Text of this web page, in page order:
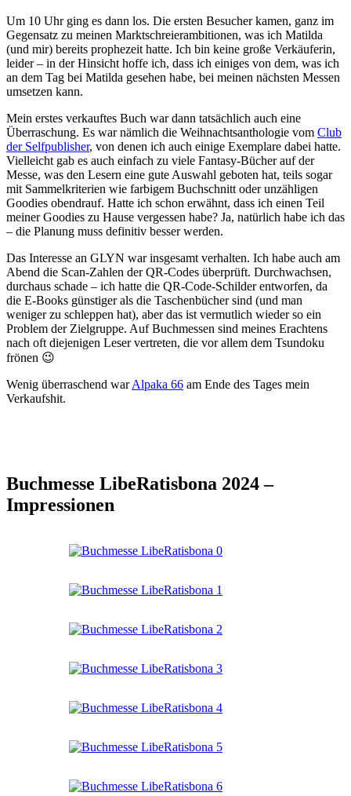
Um 10 Uhr ging es dann los. Die ersten Besucher kamen, ganz im
Gegensatz zu meinen Marktschreierambitionen, was ich Matilda
(und mir) bereits prophezeit hatte. Ich bin keine große Verkäuferin,
leider – in der Hinsicht hoffe ich, dass ich einiges von dem, was ich
an dem Tag bei Matilda gesehen habe, bei meinen nächsten Messen
umsetzen kann.
Mein erstes verkauftes Buch war dann tatsächlich auch eine
Überraschung. Es war nämlich die Weihnachtsanthologie vom Club
der Selfpublisher, von denen ich auch einige Exemplare dabei hatte.
Vielleicht gab es auch einfach zu viele Fantasy-Bücher auf der
Messe, was den Lesern eine gute Auswahl geboten hat, teils sogar
mit Sammelkriterien wie farbigem Buchschnitt oder unzähligen
Goodies obendrauf. Hatte ich schon erwähnt, dass ich einen Teil
meiner Goodies zu Hause vergessen habe? Ja, natürlich habe ich das
– die Planung muss definitiv besser werden.
Das Interesse an GLYN war insgesamt verhalten. Ich habe auch am
Abend die Scan-Zahlen der QR-Codes überprüft. Durchwachsen,
durchaus schade – ich hatte die QR-Code-Schilder entworfen, da
die E-Books günstiger als die Taschenbücher sind (und man
weniger zu schleppen hat), aber das ist vermutlich wieder so ein
Problem der Zielgruppe. Auf Buchmessen sind meines Erachtens
nach oft diejenigen Leser vertreten, die vor allem dem Tsundoku
frönen 😉
Wenig überraschend warAlpaka 66 am Ende des Tages mein
Verkaufshit.
Buchmesse LibeRatisbona 2024 –
Impressionen